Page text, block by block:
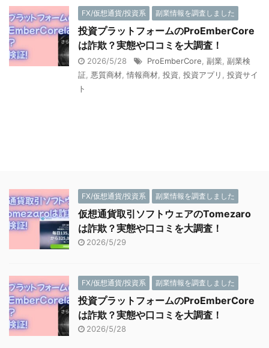
FX/仮想通貨/投資系 副業情報を調査しました
投資プラットフォームのProEmberCore
は詐欺？実態や口コミを大調査！
2026/5/28 ProEmberCore 副業 副業検
証 悪質商材 情報商材 投資 投資アプリ
投資サイ
ト
FX/仮想通貨/投資系 副業情報を調査しました
仮想通貨取引ソフトウェアのTomezaro
は詐欺？実態や口コミを大調査！
2026/5/29
FX/仮想通貨/投資系 副業情報を調査しました
投資プラットフォームのProEmberCore
は詐欺？実態や口コミを大調査！
2026/5/28